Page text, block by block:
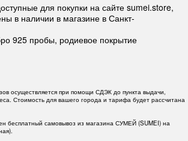
для покупки на сайте sumei.store,
в наличии в магазине в Санкт-
925 пробы, родиевое покрытие
осуществляется при помощи СДЭК до пункта выдачи,
Стоимость для вашего города и тарифа будет рассчитана
бесплатный самовывоз из магазина СУМЕЙ (SUMEI) на